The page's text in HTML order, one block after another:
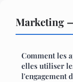
Marketing
Comment les
elles utiliser
l'engagement